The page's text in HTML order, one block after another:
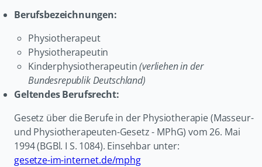
Berufsbezeichnungen:
Physiotherapeut
Physiotherapeutin
Kinderphysiotherapeutin(verliehen in der
Bundesrepublik Deutschland)
Geltendes Berufsrecht:
Gesetz über die Berufe in der Physiotherapie (Masseur-
und Physiotherapeuten-Gesetz - MPhG) vom 26. Mai
1994 (BGBl. I S. 1084). Einsehbar unter:
gesetze-im-internet.de/mphg